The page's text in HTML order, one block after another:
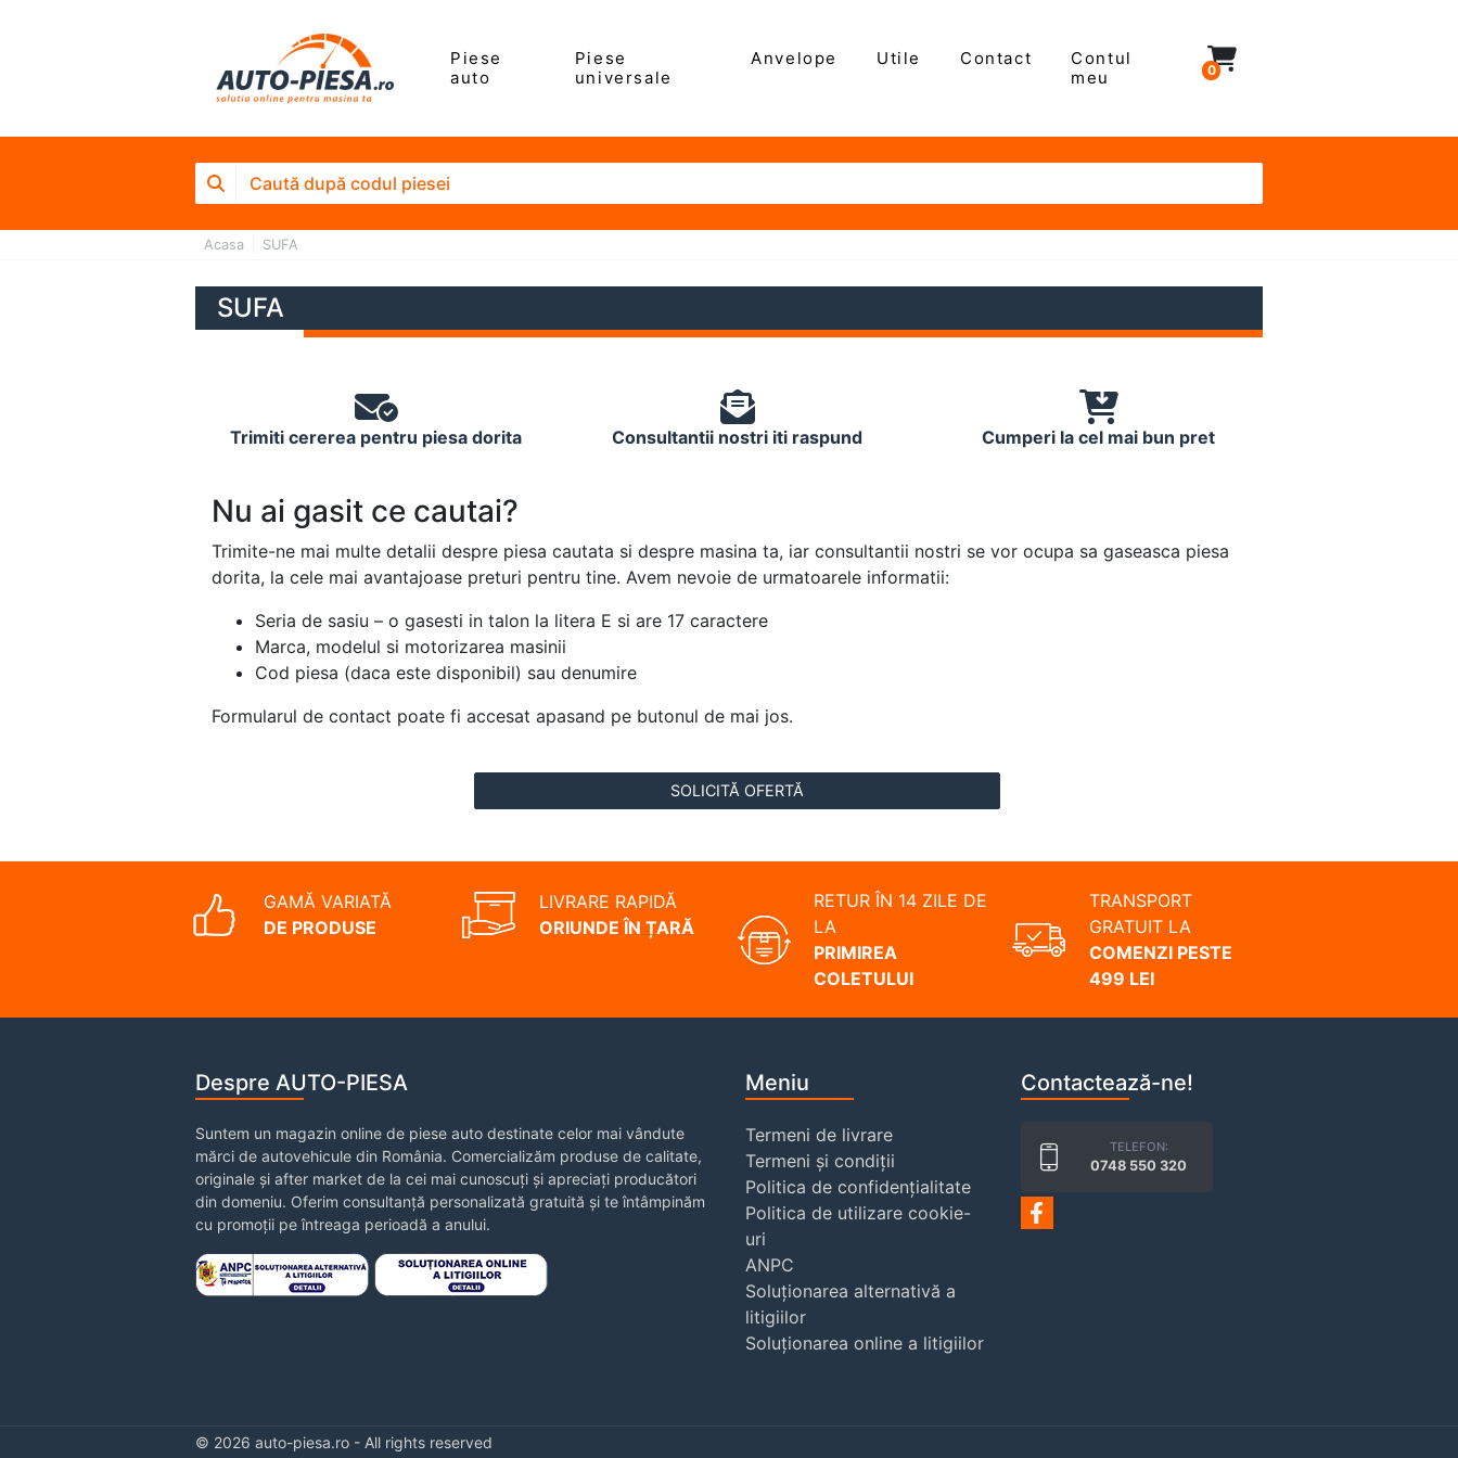
Piese
auto
Piese
universale
Anvelope Utile Contact
Contul
meu
0
Acasa SUFA
SUFA
Trimiti cererea pentru piesa dorita Consultantii nostri iti raspund Cumperi la cel mai bun pret
Nu ai gasit ce cautai?
Trimite-ne mai multe detalii despre piesa cautata si despre masina ta, iar consultantii nostri se vor ocupa sa gaseasca piesa
dorita, la cele mai avantajoase preturi pentru tine. Avem nevoie de urmatoarele informatii:
Seria de sasiu – o gasesti in talon la litera E si are 17 caractere
Marca, modelul si motorizarea masinii
Cod piesa (daca este disponibil) sau denumire
Formularul de contact poate fi accesat apasand pe butonul de mai jos.
SOLICITĂ OFERTĂ
GAMĂ VARIATĂ
DE PRODUSE
LIVRARE RAPIDĂ
ORIUNDE ÎN ȚARĂ
RETUR ÎN 14 ZILE DE
LA
PRIMIREA
COLETULUI
TRANSPORT
GRATUIT LA
COMENZI PESTE
499 LEI
Despre AUTO-PIESA
Suntem un magazin online de piese auto destinate celor mai vândute
mărci de autovehicule din România. Comercializăm produse de calitate,
originale și after market de la cei mai cunoscuți și apreciați producători
din domeniu. Oferim consultanță personalizată gratuită și te întâmpinăm
cu promoții pe întreaga perioadă a anului.
Meniu
Termeni de livrare
Termeni și condiții
Politica de confidențialitate
Politica de utilizare cookie-
uri
ANPC
Soluționarea alternativă a
litigiilor
Soluționarea online a litigiilor
Contactează-ne!
TELEFON:
0748 550 320
© 2026 auto-piesa.ro - All rights reserved